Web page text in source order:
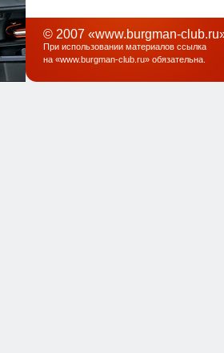
© 2007 «www.burgman-
При использовании материалов ссылка
на «www.burgman-club.ru» обязательна